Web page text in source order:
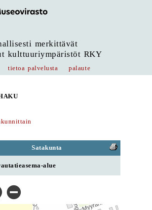
merkittävät
kulttuuriympäristöt RKY
tietoa palvelusta palaute
Satakunta
alue